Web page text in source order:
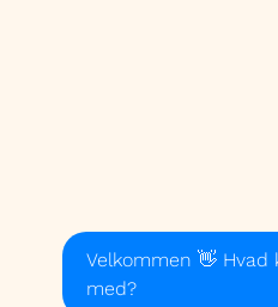
Velkommen 👋
med?